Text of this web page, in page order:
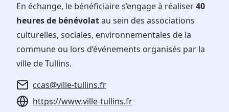
En échange, le bénéficiaire s’engage à réaliser40
heures de bénévolatau sein des associations
culturelles, sociales, environnementales de la
commune ou lors d’événements organisés par la
ville de Tullins.
ccas@ville-tullins.fr
https://www.ville-tullins.fr